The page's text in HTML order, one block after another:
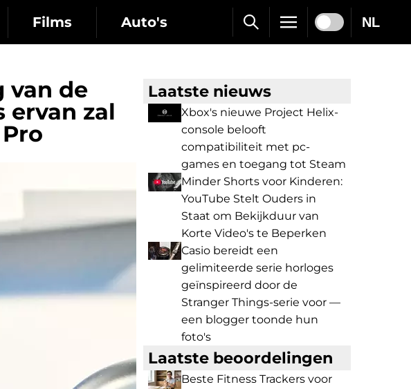
Films Auto's NL
van de
ervan zal
Laatste nieuws
Xbox's nieuwe Project Helix-
console belooft
compatibiliteit met pc-
games en toegang tot Steam
Minder Shorts voor Kinderen:
YouTube Stelt Ouders in
Staat om Bekijkduur van
Korte Video's te Beperken
Casio bereidt een
gelimiteerde serie horloges
geïnspireerd door de
Stranger Things-serie voor —
een blogger toonde hun
foto's
Laatste beoordelingen
Beste Fitness Trackers voor